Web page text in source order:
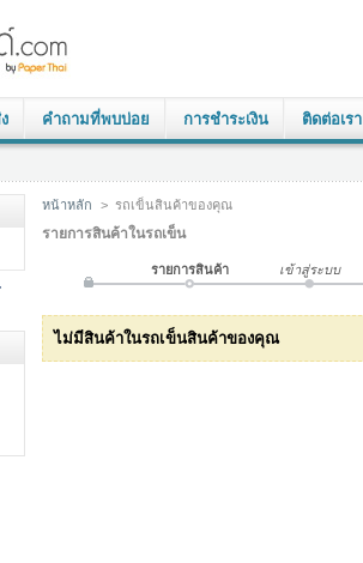
คำถามที่พบบ่อย การชำระเงิน ติดต่อเรา
หน้าหลัก > รถเข็นสินค้าของคุณ
รายการสินค้าในรถเข็น
รายการสินค้า เข้าสู่ระบบ
ไม่มีสินค้าในรถเข็นสินค้าของคุณ